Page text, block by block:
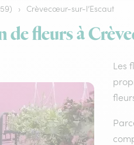
› Crèvecœur-sur-l’Escaut
de fleurs à
Les